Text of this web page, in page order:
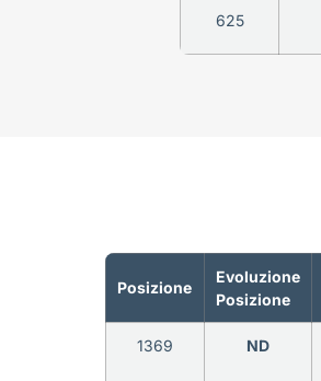
625
Posizione
Evoluzione
Posizione
1369 ND